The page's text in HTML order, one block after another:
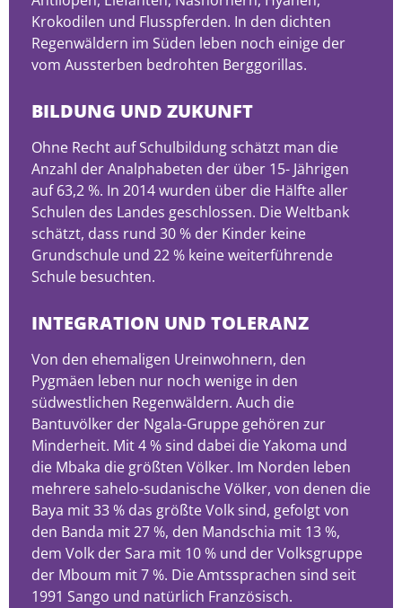
Krokodilen und Flusspferden. In den dichten
Regenwäldern im Süden leben noch einige der
vom Aussterben bedrohten Berggorillas.
BILDUNG UND ZUKUNFT
Ohne Recht auf Schulbildung schätzt man die
Anzahl der Analphabeten der über 15- Jährigen
auf 63,2 %. In 2014 wurden über die Hälfte aller
Schulen des Landes geschlossen. Die Weltbank
schätzt, dass rund 30 % der Kinder keine
Grundschule und 22 % keine weiterführende
Schule besuchten.
INTEGRATION UND TOLERANZ
Von den ehemaligen Ureinwohnern, den
Pygmäen leben nur noch wenige in den
südwestlichen Regenwäldern. Auch die
Bantuvölker der Ngala-Gruppe gehören zur
Minderheit. Mit 4 % sind dabei die Yakoma und
die Mbaka die größten Völker. Im Norden leben
mehrere sahelo-sudanische Völker, von denen die
Baya mit 33 % das größte Volk sind, gefolgt von
den Banda mit 27 %, den Mandschia mit 13 %,
dem Volk der Sara mit 10 % und der Volksgruppe
der Mboum mit 7 %. Die Amtssprachen sind seit
1991 Sango und natürlich Französisch.